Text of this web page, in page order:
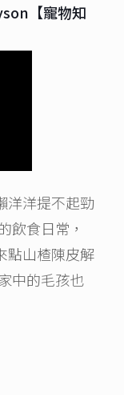
【寵物知
洋洋提不起勁
飲食日常，
點山楂陳皮解
中的毛孩也